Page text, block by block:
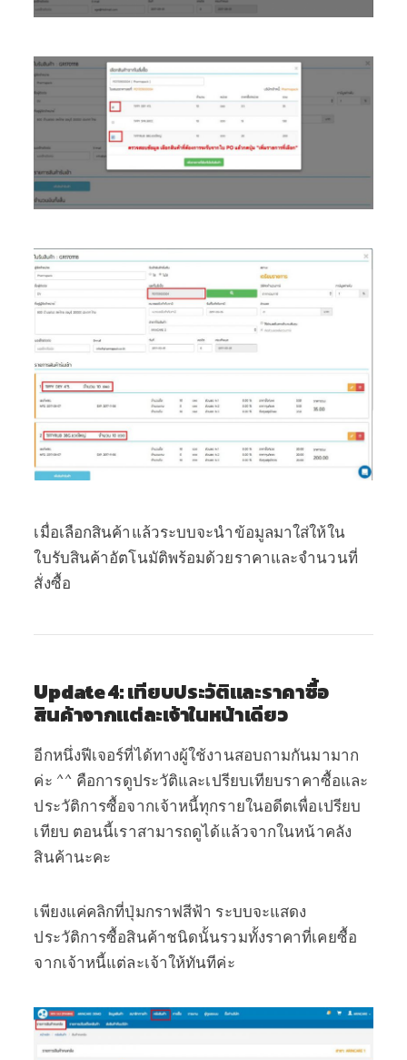
เมื่อเลือกสินค้าแล้วระบบจะนำข้อมูลมาใส่ให้ใน
ใบรับสินค้าอัตโนมัติพร้อมด้วยราคาและจำนวนที่
สั่งซื้อ
Update 4: เทียบประวัติและราคาซื้อ
สินค้าจากแต่ละเจ้าในหน้าเดียว
อีกหนึ่งฟีเจอร์ที่ได้ทางผู้ใช้งานสอบถามกันมามาก
ค่ะ ^^ คือการดูประวัติและเปรียบเทียบราคาซื้อและ
ประวัติการซื้อจากเจ้าหนี้ทุกรายในอดีตเพื่อเปรียบ
เทียบ ตอนนี้เราสามารถดูได้แล้วจากในหน้าคลัง
สินค้านะคะ
เพียงแค่คลิกที่ปุ่มกราฟสีฟ้า ระบบจะแสดง
ประวัติการซื้อสินค้าชนิดนั้นรวมทั้งราคาที่เคยซื้อ
จากเจ้าหนี้แต่ละเจ้าให้ทันทีค่ะ